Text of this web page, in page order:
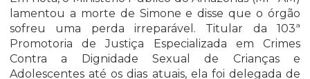
lamentou a morte de Simone e disse que o órgão
sofreu uma perda irreparável. Titular da 103ª
Promotoria de Justiça Especializada em Crimes
Contra a Dignidade Sexual de Crianças e
Adolescentes até os dias atuais, ela foi delegada de